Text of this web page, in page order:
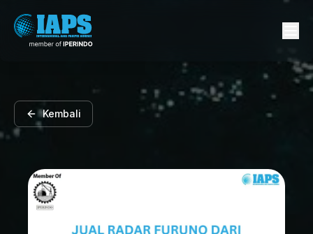
Kembali